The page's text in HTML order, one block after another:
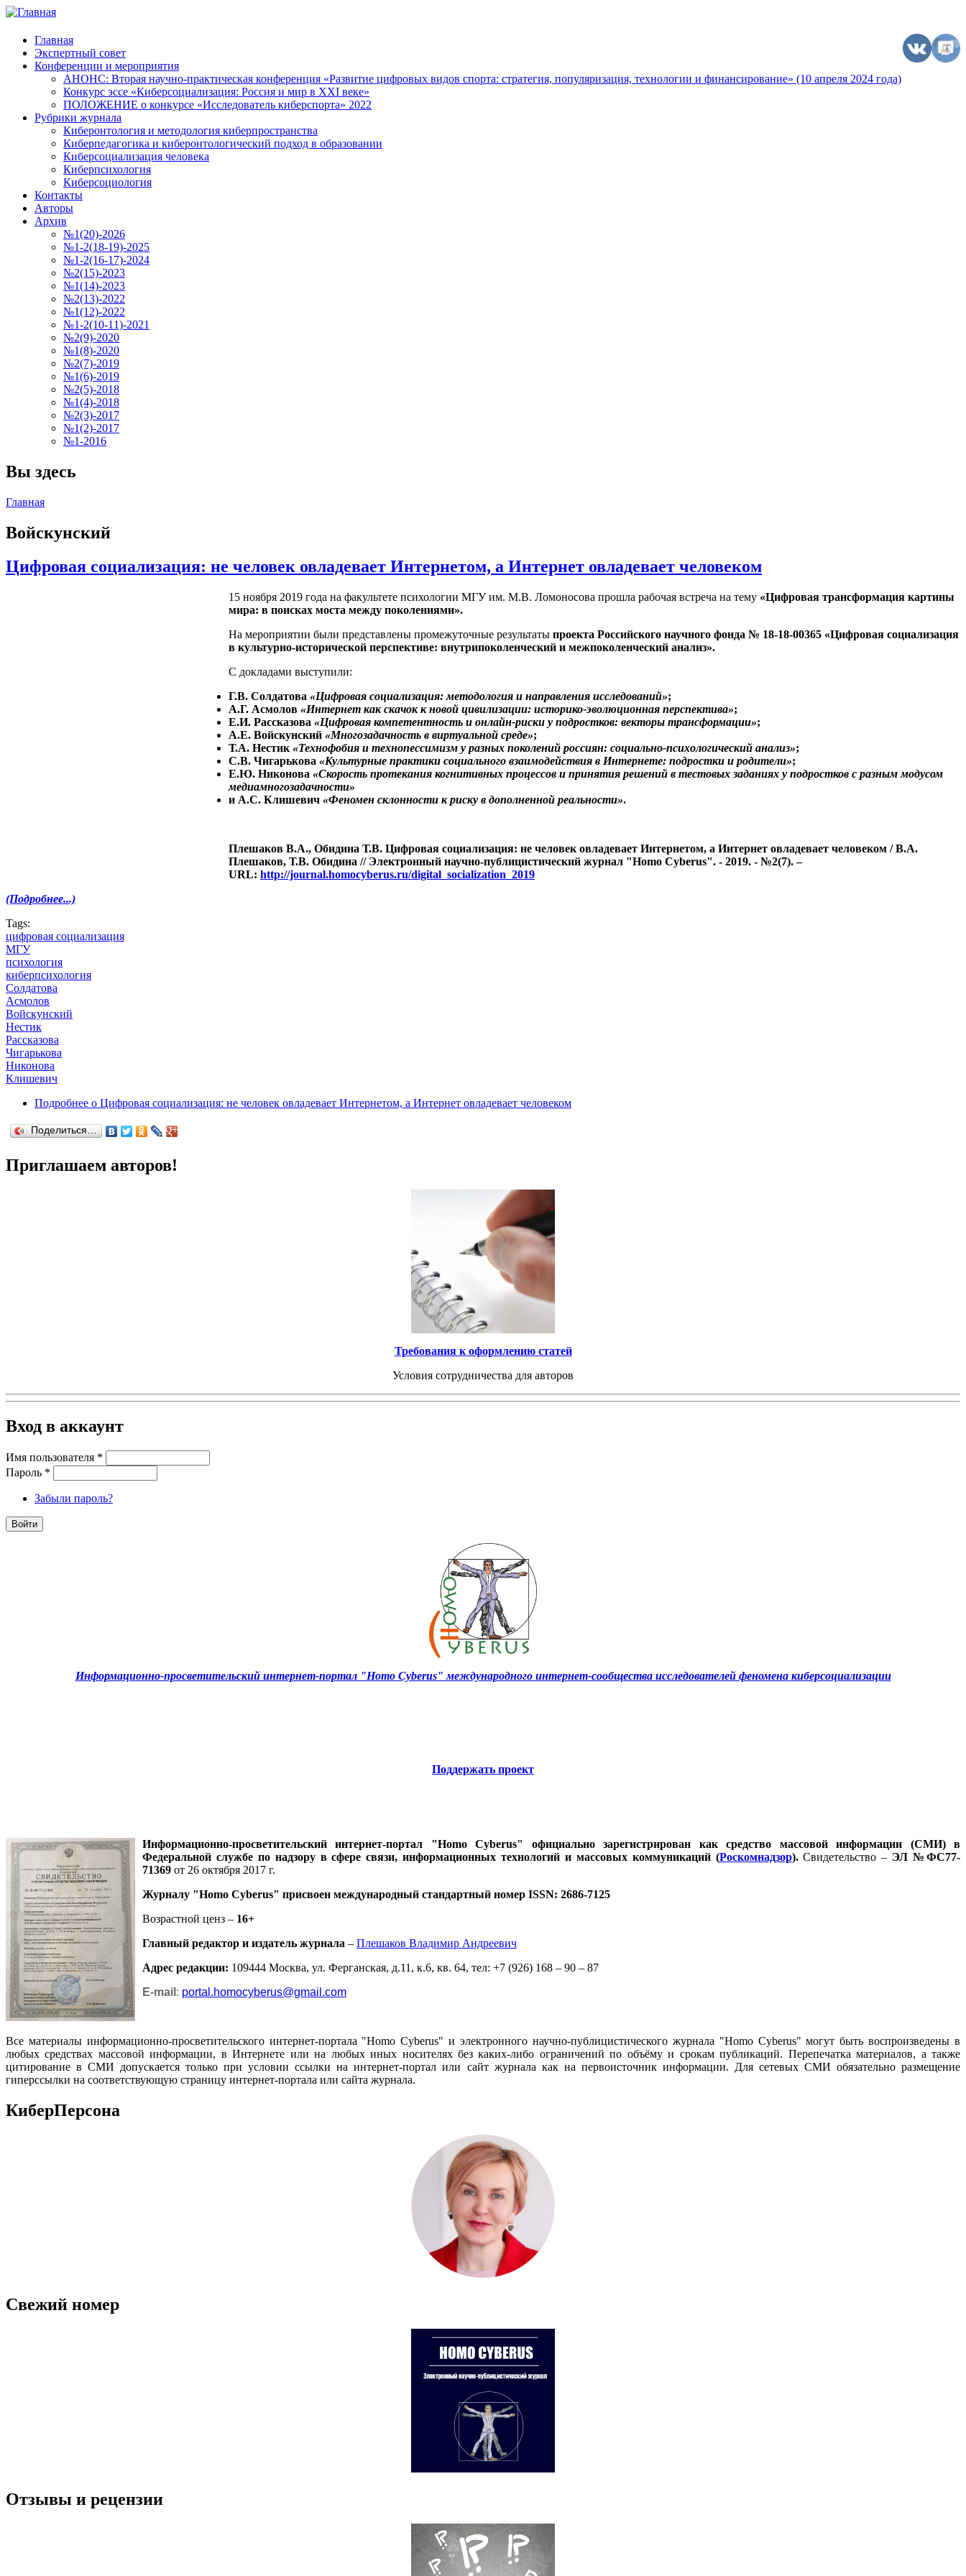
Главная
Экспертный совет
Конференции и мероприятия
АНОНС: Вторая научно-практическая конференция «Развитие цифровых видов спорта: стратегия, популяризация, технологии и финансирование» (10 апреля 2024 года)
Конкурс эссе «Киберсоциализация: Россия и мир в XXI веке»
ПОЛОЖЕНИЕ о конкурсе «Исследователь киберспорта» 2022
Рубрики журнала
Киберонтология и методология киберпространства
Киберпедагогика и киберонтологический подход в образовании
Киберсоциализация человека
Киберпсихология
Киберсоциология
Контакты
Авторы
Архив
№1(20)-2026
№1-2(18-19)-2025
№1-2(16-17)-2024
№2(15)-2023
№1(14)-2023
№2(13)-2022
№1(12)-2022
№1-2(10-11)-2021
№2(9)-2020
№1(8)-2020
№2(7)-2019
№1(6)-2019
№2(5)-2018
№1(4)-2018
№2(3)-2017
№1(2)-2017
№1-2016
Вы здесь
Главная
Войскунский
Цифровая социализация: не человек овладевает Интернетом, а Интернет овладевает человеком
15 ноября 2019 года на факультете психологии МГУ им. М.В. Ломоносова прошла рабочая встреча на тему «Цифровая трансформация картины
мира: в поисках моста между поколениями».
На мероприятии были представлены промежуточные результаты проекта Российского научного фонда № 18-18-00365 «Цифровая социализация
в культурно-исторической перспективе: внутрипоколенческий и межпоколенческий анализ».
С докладами выступили:
Г.В. Солдатова «Цифровая социализация: методология и направления исследований»;
А.Г. Асмолов «Интернет как скачок к новой цивилизации: историко-эволюционная перспектива»;
Е.И. Рассказова «Цифровая компетентность и онлайн-риски у подростков: векторы трансформации»;
А.Е. Войскунский «Многозадачность в виртуальной среде»;
Т.А. Нестик «Технофобия и технопессимизм у разных поколений россиян: социально-психологический анализ»;
С.В. Чигарькова «Культурные практики социального взаимодействия в Интернете: подростки и родители»;
Е.Ю. Никонова «Скорость протекания когнитивных процессов и принятия решений в тестовых заданиях у подростков с разным модусом
медиамногозадачности»
и А.С. Клишевич «Феномен склонности к риску в дополненной реальности».
Плешаков В.А., Обидина Т.В. Цифровая социализация: не человек овладевает Интернетом, а Интернет овладевает человеком / В.А.
Плешаков, Т.В. Обидина // Электронный научно-публицистический журнал "Homo Cyberus". - 2019. - №2(7). –
URL: http://journal.homocyberus.ru/digital_socialization_2019
(Подробнее...)
Tags:
цифровая социализация
МГУ
психология
киберпсихология
Солдатова
Асмолов
Войскунский
Нестик
Рассказова
Чигарькова
Никонова
Клишевич
Подробнее о Цифровая социализация: не человек овладевает Интернетом, а Интернет овладевает человеком
Поделиться…
Приглашаем авторов!
Требования к оформлению статей
Условия сотрудничества для авторов
Вход в аккаунт
Имя пользователя *
Пароль *
Забыли пароль?
Информационно-просветительский интернет-портал "Homo Cyberus" международного интернет-сообщества исследователей феномена киберсоциализации
Поддержать проект
Информационно-просветительский интернет-портал "Homo Cyberus" официально зарегистрирован как средство массовой информации (СМИ) в
Федеральной службе по надзору в сфере связи, информационных технологий и массовых коммуникаций (Роскомнадзор).Свидетельство – ЭЛ №ФС77-
71369 от 26 октября 2017 г.
Журналу "Homo Cyberus" присвоен международный стандартный номер ISSN: 2686-7125
Возрастной ценз – 16+
Главный редактор и издатель журнала – Плешаков Владимир Андреевич
Адрес редакции: 109444 Москва, ул. Ферганская, д.11, к.6, кв. 64, тел: +7 (926) 168 – 90 – 87
E-mail : portal.homocyberus@gmail.com
Все материалы информационно-просветительского интернет-портала "Homo Cyberus" и электронного научно-публицистического журнала "Homo Cyberus" могут быть воспроизведены в
любых средствах массовой информации, в Интернете или на любых иных носителях без каких-либо ограничений по объёму и срокам публикаций. Перепечатка материалов, а также
цитирование в СМИ допускается только при условии ссылки на интернет-портал или сайт журнала как на первоисточник информации. Для сетевых СМИ обязательно размещение
гиперссылки на соответствующую страницу интернет-портала или сайта журнала.
КиберПерсона
Свежий номер
Отзывы и рецензии